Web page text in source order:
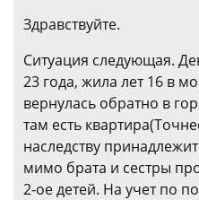
Здравствуйте.
Ситуация следующая.
23 года, жила лет 16 в
вернулась обратно в
там есть
наследству
мимо брата и сестры
2-ое детей. На учет по